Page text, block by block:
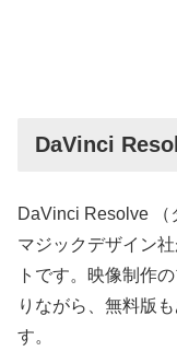
DaVinci
DaVinci Resolve （
マジックデザイン
トです。映像制作
りながら、無料版
す。